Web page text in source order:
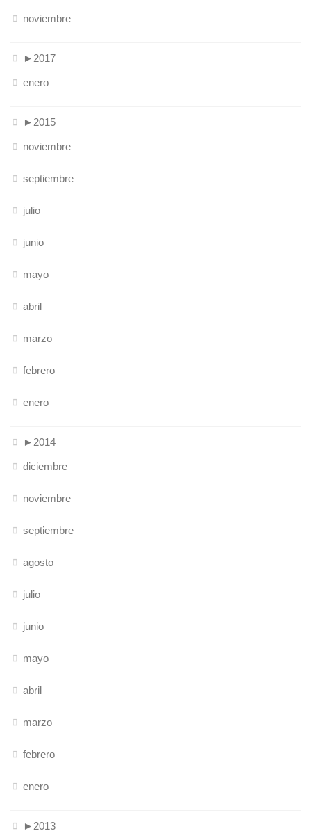
noviembre
► 2017
enero
► 2015
noviembre
septiembre
julio
junio
mayo
abril
marzo
febrero
enero
► 2014
diciembre
noviembre
septiembre
agosto
julio
junio
mayo
abril
marzo
febrero
enero
► 2013